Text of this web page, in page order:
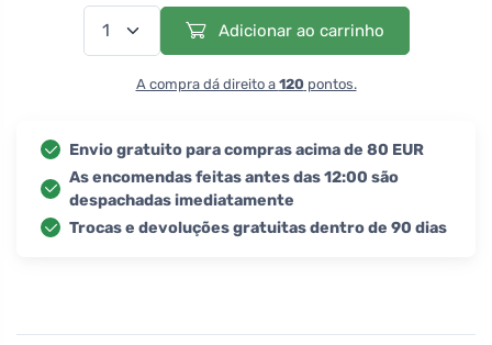
Adicionar ao carrinho
A compra dá direito a 120pontos.
Envio gratuito para compras acima de 80 EUR
As encomendas feitas antes das 12:00 são
despachadas imediatamente
Trocas e devoluções gratuitas dentro de 90 dias